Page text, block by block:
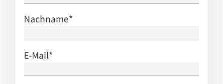
Nachname*
E-Mail*